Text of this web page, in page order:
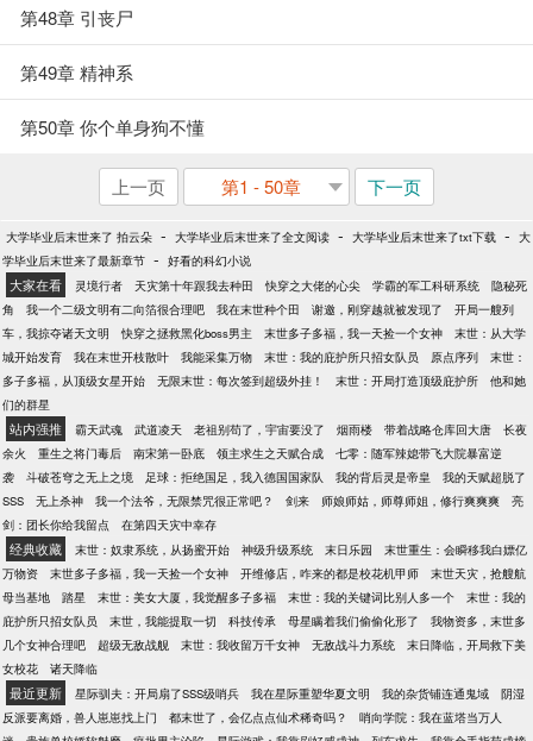
第48章 引丧尸
第49章 精神系
第50章 你个单身狗不懂
上一页 第1 - 50章 下一页
大学毕业后末世来了 拍云朵 - 大学毕业后末世来了全文阅读 - 大学毕业后末世来了txt下载 - 大
学毕业后末世来了最新章节 - 好看的科幻小说
大家在看 灵境行者 天灾第十年跟我去种田 快穿之大佬的心尖 学霸的军工科研系统
隐秘死
角
我一个二级文明有二向箔很合理吧 我在末世种个田 谢邀，刚穿越就被发现了
开局一艘列
车，我掠夺诸天文明
快穿之拯救黑化boss男主 末世多子多福，我一天捡一个女神
末世：从大学
城开始发育
我在末世开枝散叶 我能采集万物 末世：我的庇护所只招女队员 原点序列
末世：
多子多福，从顶级女星开始
无限末世：每次签到超级外挂！ 末世：开局打造顶级庇护所
他和她
们的群星
站内强推 霸天武魂 武道凌天 老祖别苟了，宇宙要没了 烟雨楼 带着战略仓库回大唐
长夜
余火
重生之将门毒后 南宋第一卧底 领主求生之天赋合成
七零：随军辣媳带飞大院暴富逆
袭
斗破苍穹之无上之境 足球：拒绝国足，我入德国国家队 我的背后灵是帝皇
我的天赋超脱了
SSS
无上杀神 我一个法爷，无限禁咒很正常吧？ 剑来 师娘师姑，师尊师姐，修行爽爽爽
亮
剑：团长你给我留点
在第四天灾中幸存
经典收藏 末世：奴隶系统，从扬蜜开始 神级升级系统 末日乐园
末世重生：会瞬移我白嫖亿
万物资
末世多子多福，我一天捡一个女神 开维修店，咋来的都是校花机甲师
末世天灾，抢艘航
母当基地
踏星 末世：美女大厦，我觉醒多子多福 末世：我的关键词比别人多一个
末世：我的
庇护所只招女队员
末世，我能提取一切 科技传承 母星瞒着我们偷偷化形了
我物资多，末世多
几个女神合理吧
超级无敌战舰 末世：我收留万千女神 无敌战斗力系统
末日降临，开局救下美
女校花
诸天降临
最近更新 星际驯夫：开局扇了SSS级哨兵 我在星际重塑华夏文明 我的杂货铺连通鬼域
阴湿
反派要离婚，兽人崽崽找上门
都末世了，会亿点点仙术稀奇吗？
哨向学院：我在蓝塔当万人